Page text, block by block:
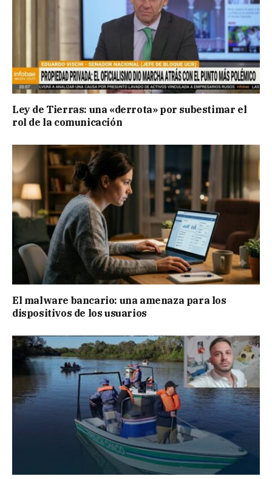
Ley de Tierras: una «derrota» por subestimar el
rol de la comunicación
El malware bancario: una amenaza para los
dispositivos de los usuarios